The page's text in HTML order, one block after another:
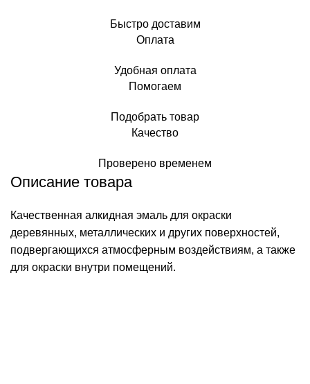
Быстро доставим
Оплата
Удобная оплата
Помогаем
Подобрать товар
Качество
Проверено временем
Описание товара
Качественная алкидная эмаль для окраски
деревянных, металлических и других поверхностей,
подвергающихся атмосферным воздействиям, а также
для окраски внутри помещений.